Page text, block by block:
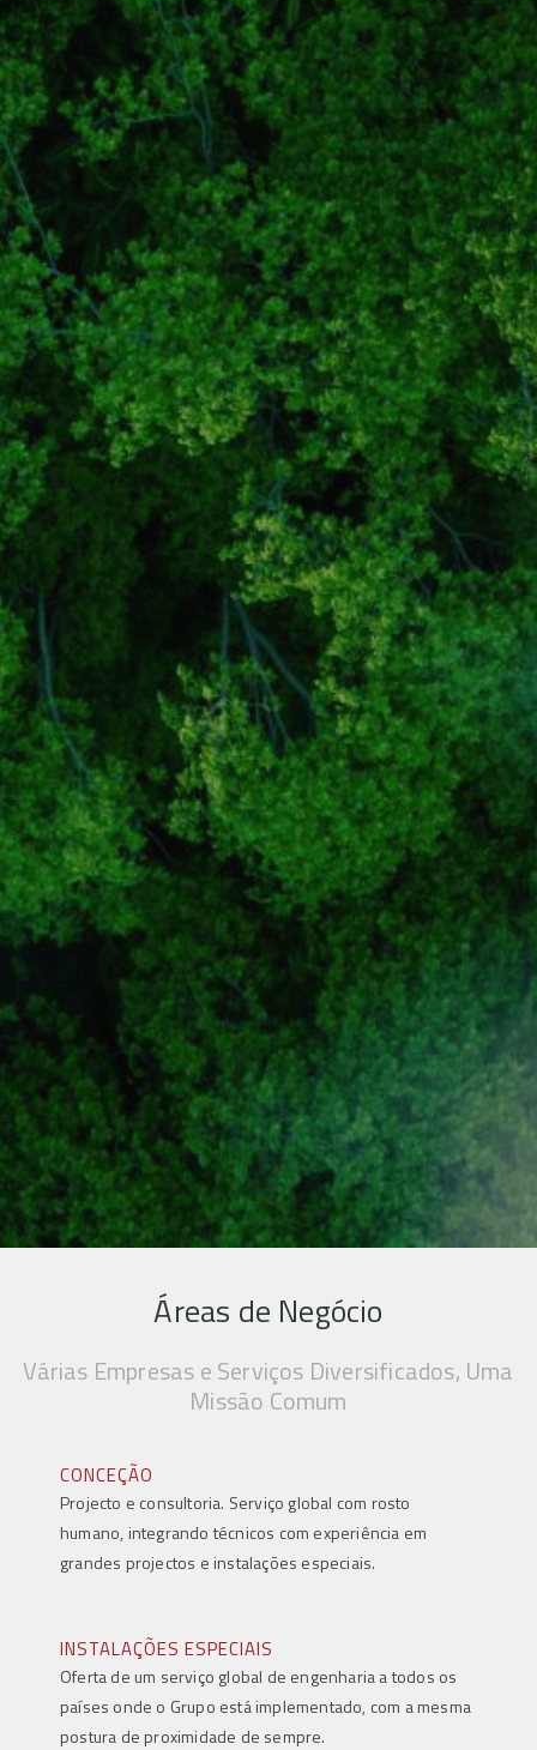
Áreas de Negócio
Várias Empresas e Serviços Diversificados, Uma
Missão Comum
CONCEÇÃO
Projecto e consultoria. Serviço global com rosto
humano, integrando técnicos com experiência em
grandes projectos e instalações especiais.
INSTALAÇÕES ESPECIAIS
Oferta de um serviço global de engenharia a todos os
países onde o Grupo está implementado, com a mesma
postura de proximidade de sempre.